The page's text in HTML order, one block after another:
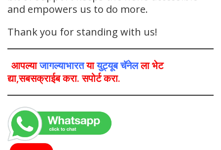
and empowers us to do more.
Thank you for standing with us!
आपल्याजागल्याभारतयायुट्यूब चॅनेलला भेट
द्या,सबसक्राईब करा. सपोर्ट करा.